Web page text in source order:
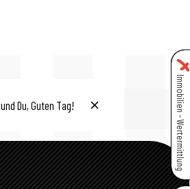
und Du,Guten Tag! Immobilien - Wertermittlung